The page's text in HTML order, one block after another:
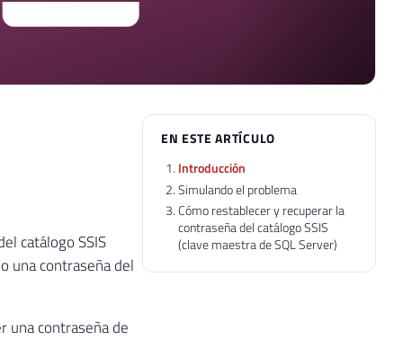
catálogo SSIS
una contraseña del
una contraseña de
EN ESTE ARTÍCULO
Introducción
Simulando el problema
Cómo restablecer y recuperar la
contraseña del catálogo SSIS
(clave maestra de SQL Server)